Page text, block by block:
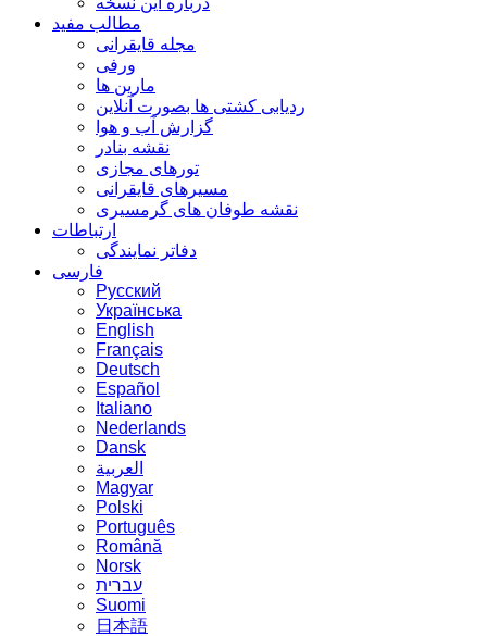
مطالب مفید
مجله قایقرانی
ورفی
مارین ها
ردیابی کشتی ها بصورت آنلاین
گزارش آب و هوا
نقشه بنادر
تورهای مجازی
مسیرهای قایقرانی
نقشه طوفان های گرمسیری
ارتباطات
دفاتر نمایندگی
فارسی
Русский
Українська
English
Français
Deutsch
Español
Italiano
Nederlands
Dansk
العربية
Magyar
Polski
Português
Română
Norsk
עברית
Suomi
日本語